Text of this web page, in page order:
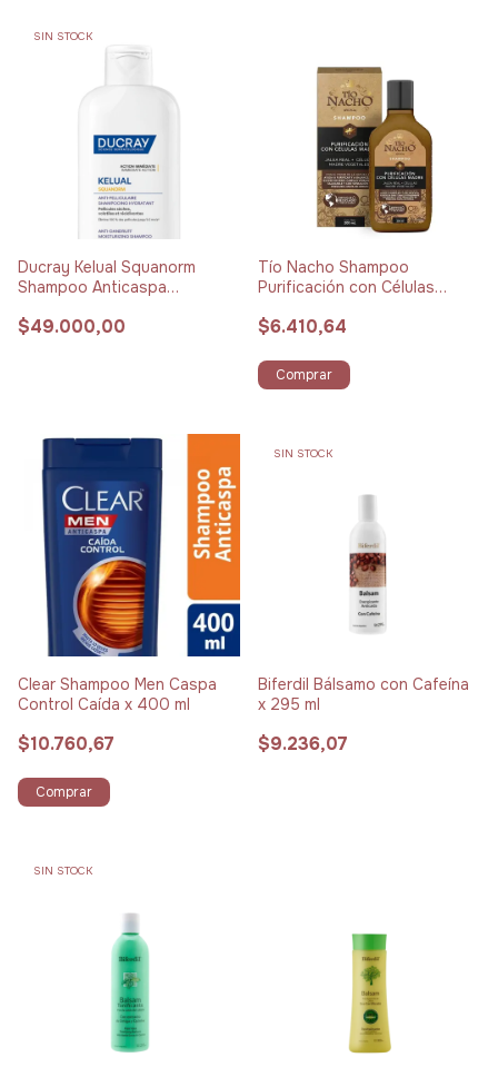
SIN STOCK
Ducray Kelual Squanorm
Shampoo Anticaspa
$49.000,00
Tío Nacho Shampoo
Purificación con Células
$6.410,64
Comprar
Clear Shampoo Men Caspa
Control Caída x 400 ml
$10.760,67
Comprar
SIN STOCK
Biferdil Bálsamo con Cafeína
x 295 ml
$9.236,07
SIN STOCK